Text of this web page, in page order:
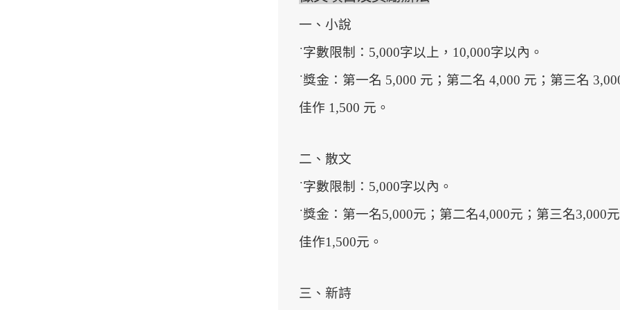
一、小說
˙字數限制：5,000字以上，10,000字以內。
˙獎金：第一名 5,000 元；第二名 4,000 元；第三名
佳作 1,500 元。
二、散文
˙字數限制：5,000字以內。
˙獎金：第一名5,000元；第二名4,000元；第三名3,000元
佳作1,500元。
三、新詩